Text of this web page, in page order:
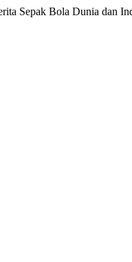
Sepak Bola Dunia dan